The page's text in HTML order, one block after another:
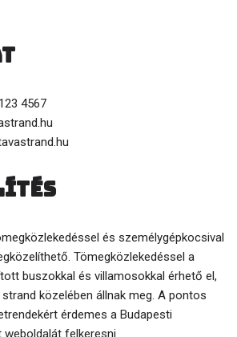
4567
és személygépkocsival
Tömegközlekedéssel a
buszokkal és villamosokkal érhető el,
közelében állnak meg. A pontos
érdemes a Budapesti
felkeresni.